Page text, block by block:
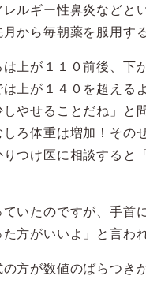
ルギー性鼻炎など
から毎朝薬を服用す
上が１１０前後、下
上が１４０を超える
やせることだね」と
ろ体重は増加！そ
つけ医に相談する
ていたのですが、手
方がいいよ」と言わ
方が数値のばらつき